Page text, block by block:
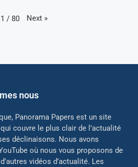
1 / 80 Next »
nous
Panorama Papers est un site
couvre le plus clair de l’actualité
déclinaisons. Nous avons
où nous vous proposons de
vidéos d’actualité. Les